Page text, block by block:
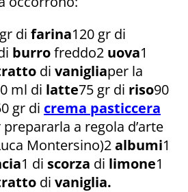
di farina120 gr di
burrofreddo2 uova1
di vanigliaper la
ml di latte75 gr di riso90
gr di crema pasticcera
a regola d’arte
Montersino)2albumi1
1 di scorza di limone1
di vaniglia.